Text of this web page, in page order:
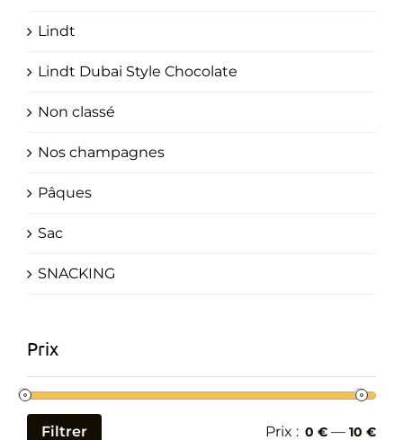
Lindt
Lindt Dubai Style Chocolate
Non classé
Nos champagnes
Pâques
Sac
SNACKING
Prix
Filtrer Prix : 0 € — 10 €